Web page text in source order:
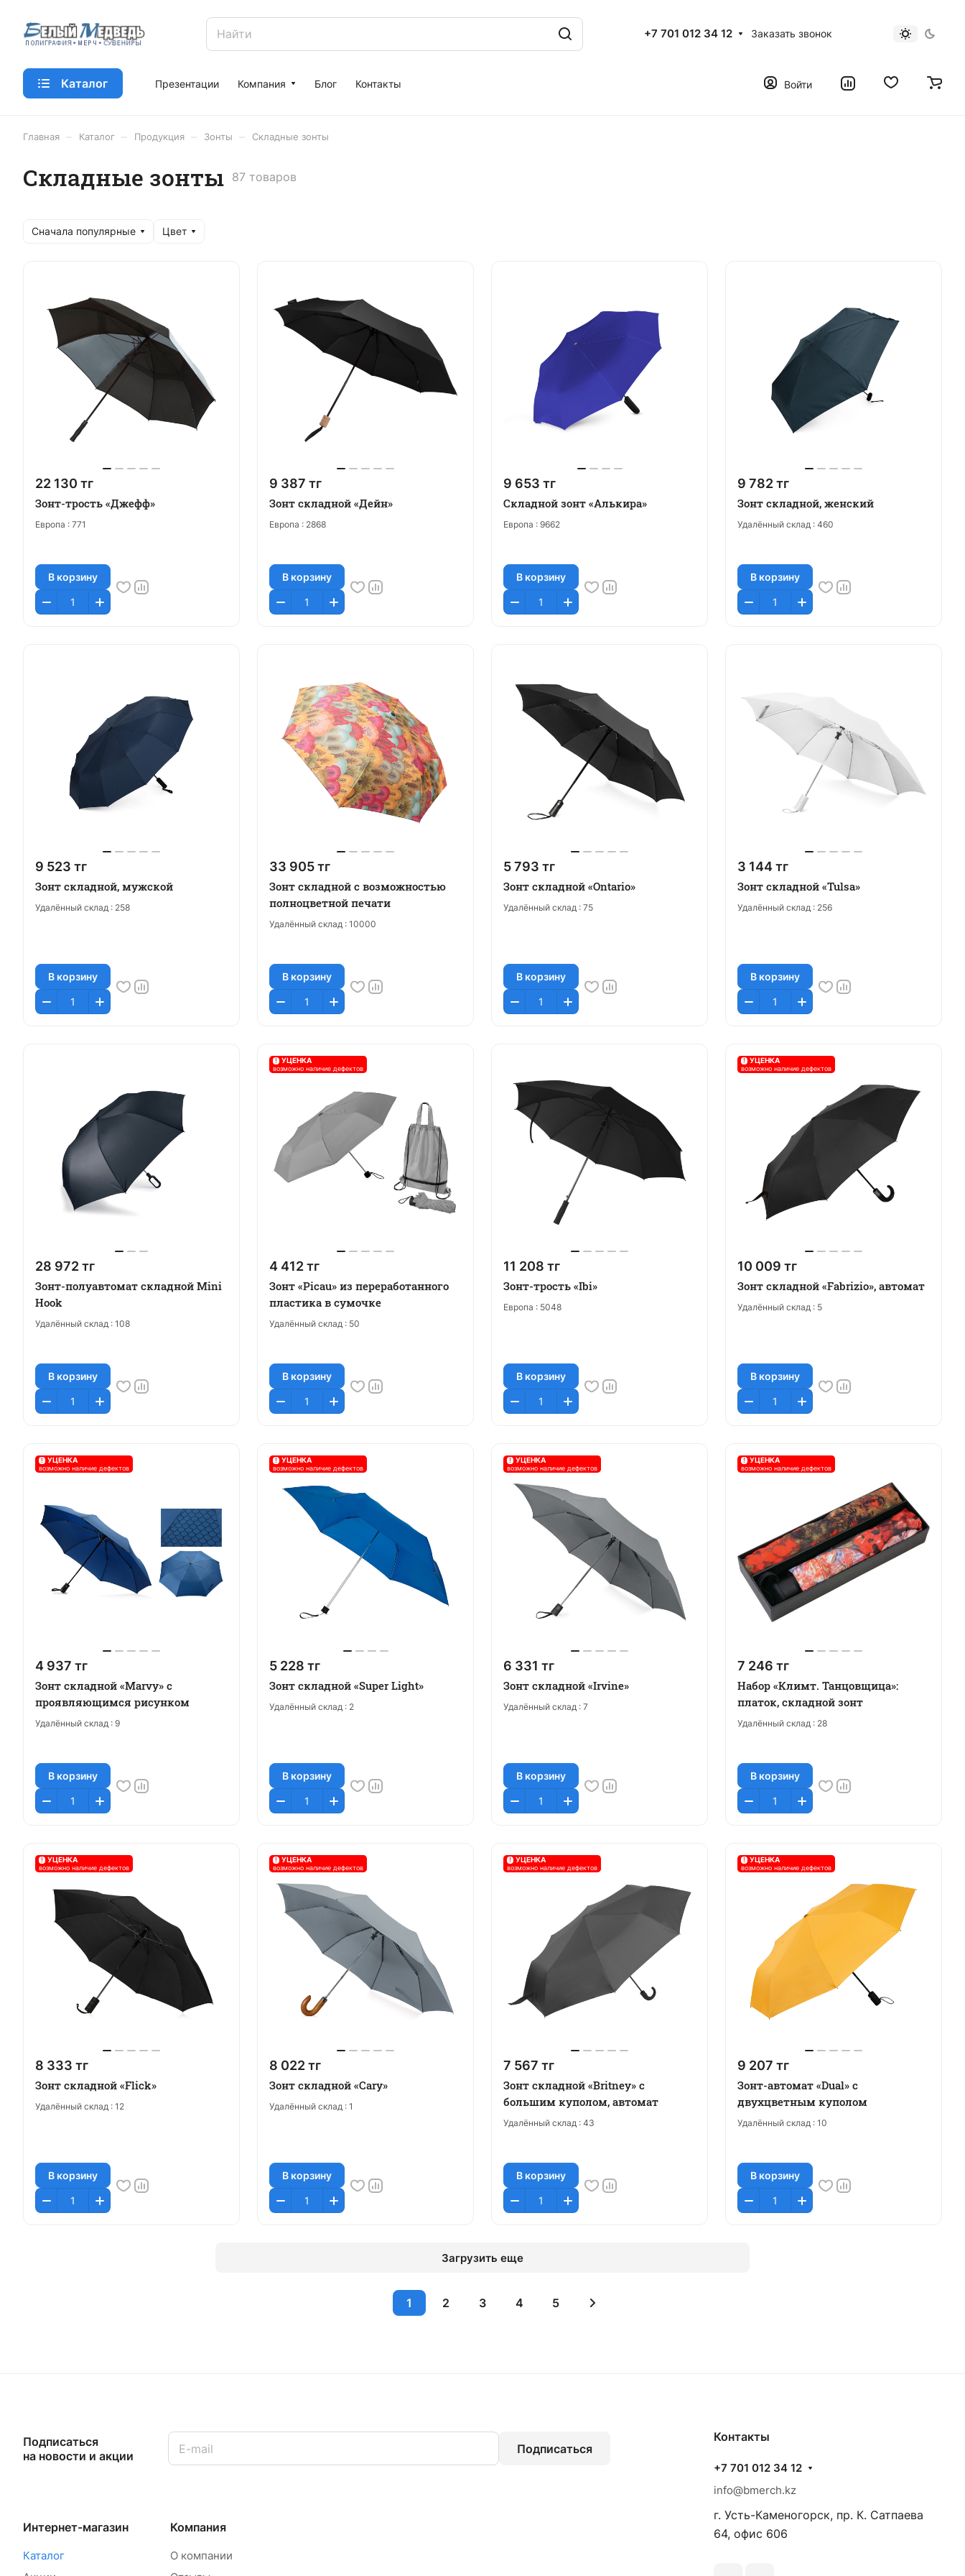
+7 701 012 34 12 Заказать звонок
Каталог Презентации Компания Блог Контакты Войти
Главная Каталог Продукция Зонты Складные зонты
Складные зонты 87 товаров
Сначала популярные Цвет
22 130 тг
Зонт-трость «Джефф»
Европа : 771
В корзину
9 387 тг
Зонт складной «Дейн»
Европа : 2868
В корзину
9 653 тг
Складной зонт «Алькира»
Европа : 9662
В корзину
9 782 тг
Зонт складной, женский
Удалённый склад : 460
В корзину
9 523 тг
Зонт складной, мужской
Удалённый склад : 258
В корзину
33 905 тг
Зонт складной с возможностью
полноцветной печати
Удалённый склад : 10000
В корзину
5 793 тг
Зонт складной «Ontario»
Удалённый склад : 75
В корзину
3 144 тг
Зонт складной «Tulsa»
Удалённый склад : 256
В корзину
28 972 тг
Зонт-полуавтомат складной Mini
Hook
Удалённый склад : 108
В корзину
! УЦЕНКА
возможно наличие дефектов
4 412 тг
Зонт «Picau» из переработанного
пластика в сумочке
Удалённый склад : 50
В корзину
11 208 тг
Зонт-трость «Ibi»
Европа : 5048
В корзину
! УЦЕНКА
возможно наличие дефектов
10 009 тг
Зонт складной «Fabrizio», автомат
Удалённый склад : 5
В корзину
! УЦЕНКА
возможно наличие дефектов
4 937 тг
Зонт складной «Marvy» с
проявляющимся рисунком
Удалённый склад : 9
В корзину
! УЦЕНКА
возможно наличие дефектов
5 228 тг
Зонт складной «Super Light»
Удалённый склад : 2
В корзину
! УЦЕНКА
возможно наличие дефектов
6 331 тг
Зонт складной «Irvine»
Удалённый склад : 7
В корзину
! УЦЕНКА
возможно наличие дефектов
7 246 тг
Набор «Климт. Танцовщица»:
платок, складной зонт
Удалённый склад : 28
В корзину
! УЦЕНКА
возможно наличие дефектов
8 333 тг
Зонт складной «Flick»
Удалённый склад : 12
В корзину
! УЦЕНКА
возможно наличие дефектов
8 022 тг
Зонт складной «Cary»
Удалённый склад : 1
В корзину
! УЦЕНКА
возможно наличие дефектов
7 567 тг
Зонт складной «Britney» с
большим куполом, автомат
Удалённый склад : 43
В корзину
! УЦЕНКА
возможно наличие дефектов
9 207 тг
Зонт-автомат «Dual» с
двухцветным куполом
Удалённый склад : 10
В корзину
Загрузить еще
1 2 3 4 5
Подписаться
на новости и акции
Подписаться
Интернет-магазин
Каталог
Компания
О компании
Контакты
+7 701 012 34 12
info@bmerch.kz
г. Усть-Каменогорск, пр. К. Сатпаева
64, офис 606